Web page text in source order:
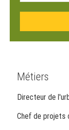
Métiers
Directeur de
Chef de projets